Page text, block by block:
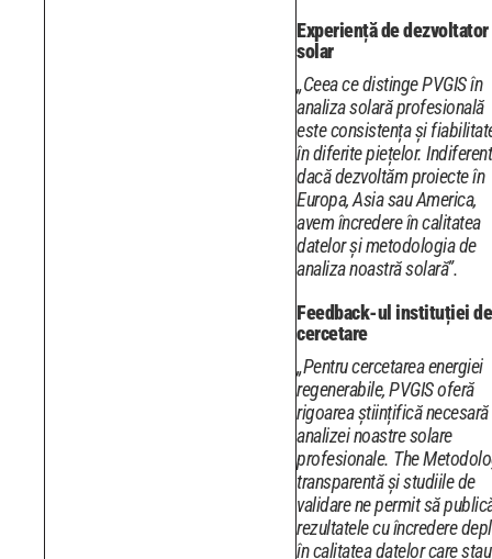
Experiență de dezvoltator
solar
„Ceea ce distinge PVGIS în
analiza solară profesională
este consistența și
în diferite piețelor. Indiferent
dacă dezvoltăm proiecte în
Europa, Asia sau America,
avem încredere în calitatea
datelor și metodologia de
analiza noastră solară”.
Feedback-ul instituției de
cercetare
„Pentru cercetarea energiei
regenerabile, PVGIS oferă
rigoarea științifică necesară
analizei noastre solare
profesionale. The
transparentă și studiile de
validare ne permit să
rezultatele cu încredere
în calitatea datelor care